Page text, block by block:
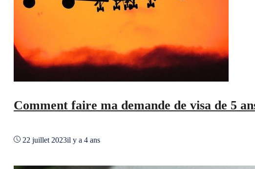
Comment faire ma demande de visa de 5
22 juillet 2023il y a 4 ans